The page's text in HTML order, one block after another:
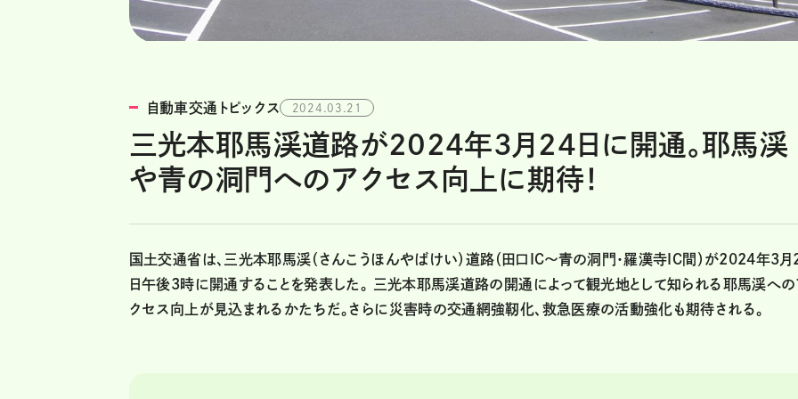
自動車交通トピックス 2024.03.21
三光本耶馬渓道路が2024年3月24日に開通。耶馬渓
や青の洞門へのアクセス向上に期待！
国土交通省は、三光本耶馬渓（さんこうほんやばけい）道路（田口IC〜青の洞門・羅漢寺IC間）が2024年3
日午後3時に開通することを発表した。 三光本耶馬渓道路の開通によって観光地として知られる耶馬渓へ
クセス向上が見込まれるかたちだ。さらに災害時の交通網強靭化、救急医療の活動強化も期待される。